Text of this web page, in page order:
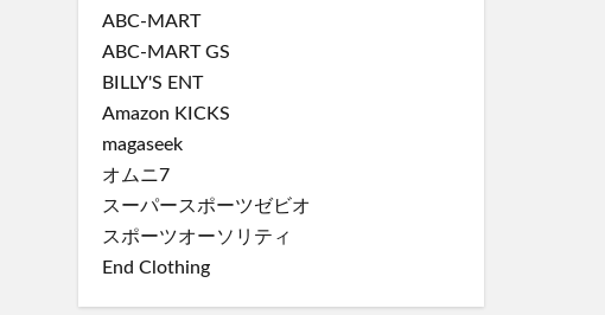
ABC-MART
ABC-MART GS
BILLY'S ENT
Amazon KICKS
magaseek
オムニ7
スーパースポーツゼビオ
スポーツオーソリティ
End Clothing